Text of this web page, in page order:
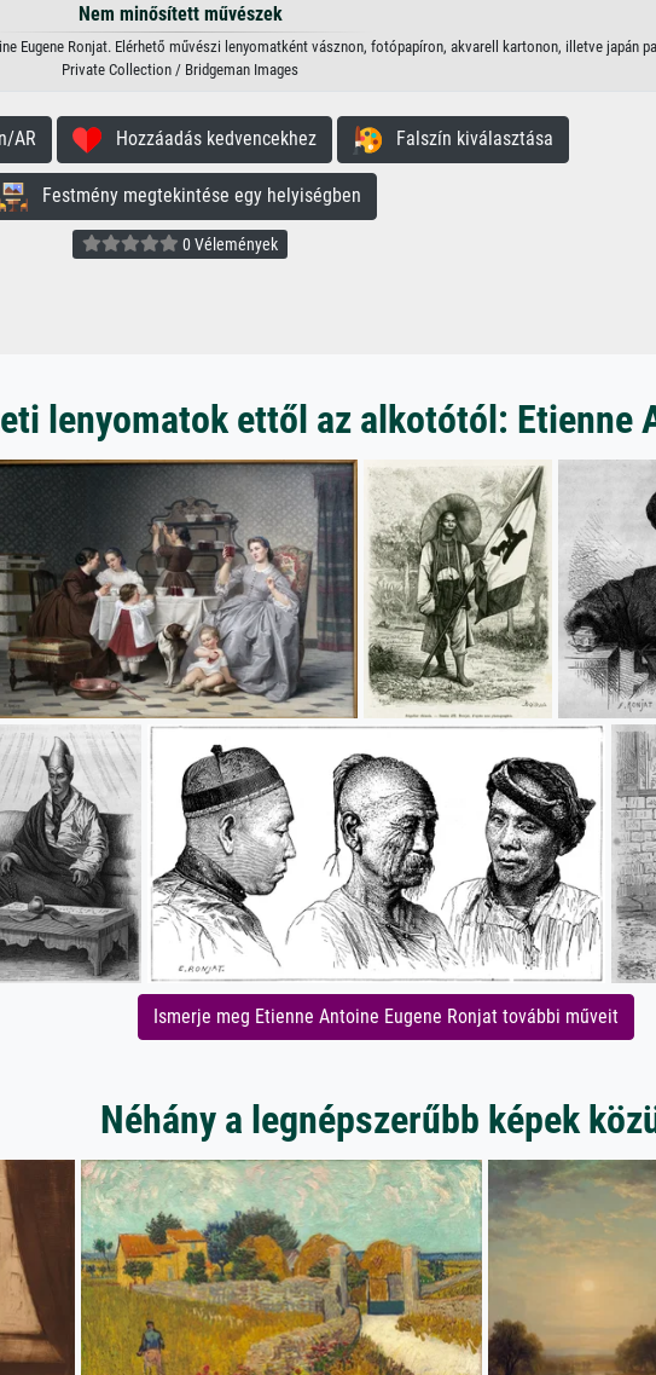
Nem minősített művészek
Eugene Ronjat. Elérhető művészi lenyomatként vásznon, fotópapíron, akvarell kartonon, illetve japán
Private Collection / Bridgeman Images
AR Hozzáadás kedvencekhez Falszín kiválasztása
Festmény megtekintése egy helyiségben
0 Vélemények
lenyomatok ettől az alkotótól: Etienne
Ismerje meg Etienne Antoine Eugene Ronjat további műveit
Néhány a legnépszerűbb képek